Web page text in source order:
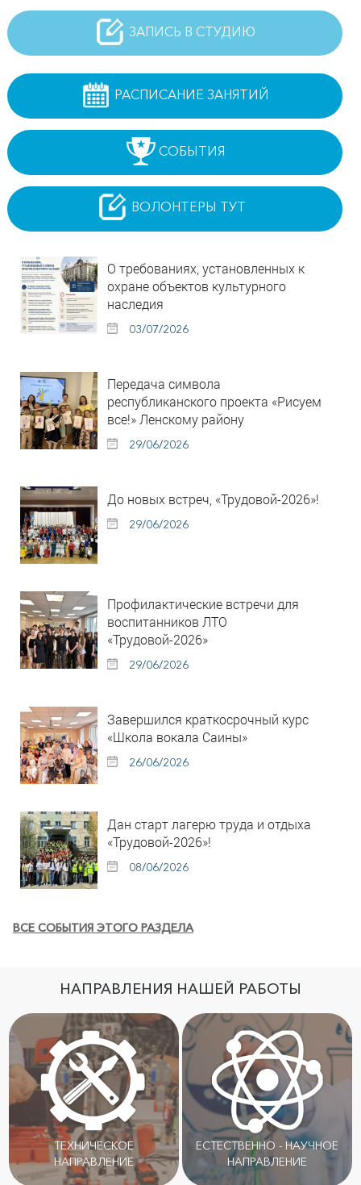
ЗАПИСЬ В СТУДИЮ
РАСПИСАНИЕ ЗАНЯТИЙ
СОБЫТИЯ
ВОЛОНТЕРЫ ТУТ
О требованиях, установленных к
охране объектов культурного
наследия
03/07/2026
Передача символа
республиканского проекта «Рисуем
все!» Ленскому району
29/06/2026
До новых встреч, «Трудовой-2026»!
29/06/2026
Профилактические встречи для
воспитанников ЛТО
«Трудовой-2026»
29/06/2026
Завершился краткосрочный курс
«Школа вокала Саины»
26/06/2026
Дан старт лагерю труда и отдыха
«Трудовой-2026»!
08/06/2026
ВСЕ СОБЫТИЯ ЭТОГО РАЗДЕЛА
НАПРАВЛЕНИЯ НАШЕЙ РАБОТЫ
ТЕХНИЧЕСКОЕ
НАПРАВЛЕНИЕ
ЕСТЕСТВЕННО - НАУЧНОЕ
НАПРАВЛЕНИЕ